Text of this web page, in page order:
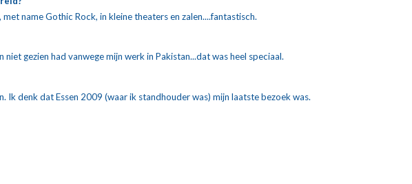
name Gothic Rock, in kleine theaters en zalen....fantastisch.
gezien had vanwege mijn werk in Pakistan...dat was heel speciaal.
Ik denk dat Essen 2009 (waar ik standhouder was) mijn laatste bezoek was.